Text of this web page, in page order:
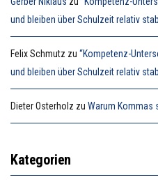
und bleiben über Schulzeit relativ
Felix Schmutz zu “Kompetenz-
und bleiben über Schulzeit relativ
Dieter Osterholz zu Warum Kommas
Kategorien